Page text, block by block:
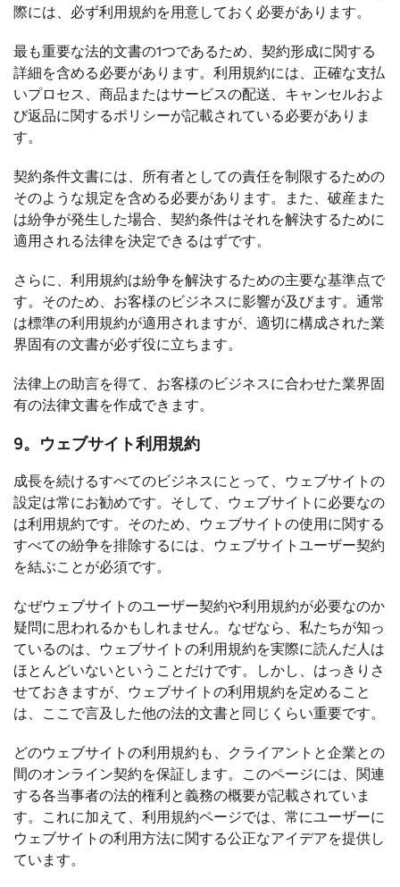
際には、必ず利用規約を用意しておく必要があります。
最も重要な法的文書の1つであるため、契約形成に関する
詳細を含める必要があります。利用規約には、正確な支払
いプロセス、商品またはサービスの配送、キャンセルおよ
び返品に関するポリシーが記載されている必要がありま
す。
契約条件文書には、所有者としての責任を制限するための
そのような規定を含める必要があります。また、破産また
は紛争が発生した場合、契約条件はそれを解決するために
適用される法律を決定できるはずです。
さらに、利用規約は紛争を解決するための主要な基準点で
す。そのため、お客様のビジネスに影響が及びます。通常
は標準の利用規約が適用されますが、適切に構成された業
界固有の文書が必ず役に立ちます。
法律上の助言を得て、お客様のビジネスに合わせた業界固
有の法律文書を作成できます。
9。ウェブサイト利用規約
成長を続けるすべてのビジネスにとって、ウェブサイトの
設定は常にお勧めです。そして、ウェブサイトに必要なの
は利用規約です。そのため、ウェブサイトの使用に関する
すべての紛争を排除するには、ウェブサイトユーザー契約
を結ぶことが必須です。
なぜウェブサイトのユーザー契約や利用規約が必要なのか
疑問に思われるかもしれません。なぜなら、私たちが知っ
ているのは、ウェブサイトの利用規約を実際に読んだ人は
ほとんどいないということだけです。しかし、はっきりさ
せておきますが、ウェブサイトの利用規約を定めること
は、ここで言及した他の法的文書と同じくらい重要です。
どのウェブサイトの利用規約も、クライアントと企業との
間のオンライン契約を保証します。このページには、関連
する各当事者の法的権利と義務の概要が記載されていま
す。これに加えて、利用規約ページでは、常にユーザーに
ウェブサイトの利用方法に関する公正なアイデアを提供し
ています。